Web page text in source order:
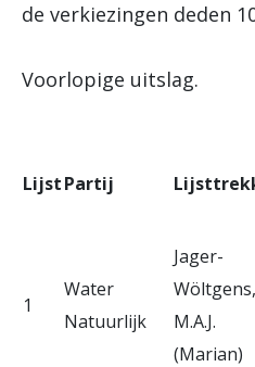
de verkiezingen deden
Voorlopige uitslag.
LijstPartij
1
Water
Natuurlijk
Jager-
Wöltgens,
M.A.J.
(Marian)